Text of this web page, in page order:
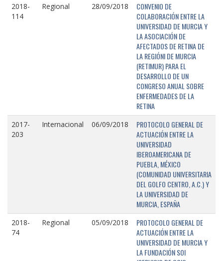
2018-
114
Regional 28/09/2018
CONVENIO DE
COLABORACIÓN ENTRE LA
UNIVERSIDAD DE MURCIA Y
LA ASOCIACIÓN DE
AFECTADOS DE RETINA DE
LA REGIÓNI DE MURCIA
(RETIMUR) PARA EL
DESARROLLO DE UN
CONGRESO ANUAL SOBRE
ENFERMEDADES DE LA
RETINA
2017-
203
Internacional 06/09/2018
PROTOCOLO GENERAL DE
ACTUACIÓN ENTRE LA
UNIVERSIDAD
IBEROAMERICANA DE
PUEBLA, MÉXICO
(COMUNIDAD UNIVERSITARIA
DEL GOLFO CENTRO, A.C.) Y
LA UNIVERSIDAD DE
MURCIA, ESPAÑA
2018-
74
Regional 05/09/2018
PROTOCOLO GENERAL DE
ACTUACIÓN ENTRE LA
UNIVERSIDAD DE MURCIA Y
LA FUNDACIÓN SOI